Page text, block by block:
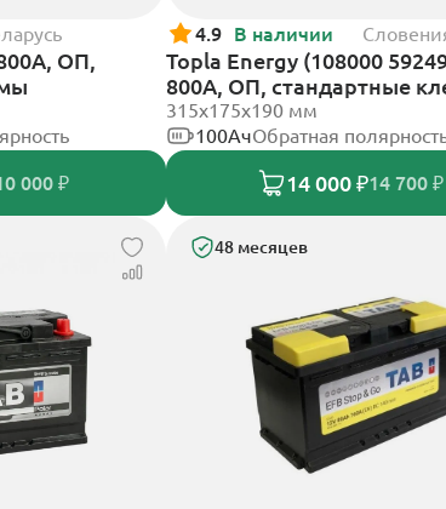
ОП,
000 ₽
4.9 В наличии
Topla Energy (108000
800А, ОП, стандартные
315x175x190 мм
100АчОбратная
14 000 ₽14 700 ₽
48 месяцев